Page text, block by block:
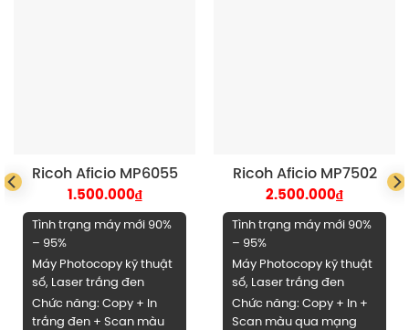
Máy có kích thước vừa phải, dễ dàng di
chuyển và đặt ở nhiều vị trí khác nhau.
Độ ồn thấp:Máy hoạt động êm ái, không gây ảnh hưởng
đến môi trường làm việc.
2. Thông số kỹ thuật cơ bản máy
photocopyToshiba E Studio 857
Ricoh Aficio MP6055
1.500.000₫
Tình trạng máy mới 90%
– 95%
Máy Photocopy kỹ thuật
số, Laser trắng đen
Chức năng: Copy + In
trắng đen + Scan màu
Ricoh Aficio MP7502
2.500.000₫
Tình trạng máy mới 90%
– 95%
Máy Photocopy kỹ thuật
số, Laser trắng đen
Chức năng: Copy + In +
Scan màu qua mạng